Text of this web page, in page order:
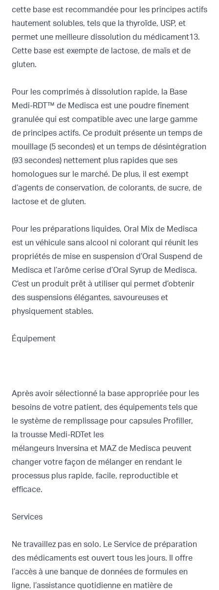
cette base est recommandée pour les principes actifs
hautement solubles, tels que la thyroïde, USP, et
permet une meilleure dissolution du médicament13.
Cette base est exempte de lactose, de maïs et de
gluten.
Pour les comprimés à dissolution rapide, la Base
Medi-RDT™ de Medisca est une poudre finement
granulée qui est compatible avec une large gamme
de principes actifs. Ce produit présente un temps de
mouillage (5 secondes) et un temps de désintégration
(93 secondes) nettement plus rapides que ses
homologues sur le marché. De plus, il est exempt
d’agents de conservation, de colorants, de sucre, de
lactose et de gluten.
Pour les préparations liquides, Oral Mix de Medisca
est un véhicule sans alcool ni colorant qui réunit les
propriétés de mise en suspension d’Oral Suspend de
Medisca et l’arôme cerise d’Oral Syrup de Medisca.
C’est un produit prêt à utiliser qui permet d’obtenir
des suspensions élégantes, savoureuses et
physiquement stables.
Équipement
Après avoir sélectionné la base appropriée pour les
besoins de votre patient, des équipements tels que
le système de remplissage pour capsules Profiller,
la trousse Medi-RDTet les
mélangeurs Inversina et MAZ de Medisca peuvent
changer votre façon de mélanger en rendant le
processus plus rapide, facile, reproductible et
efficace.
Services
Ne travaillez pas en solo. Le Service de préparation
des médicaments est ouvert tous les jours. Il offre
l’accès à une banque de données de formules en
ligne, l’assistance quotidienne en matière de